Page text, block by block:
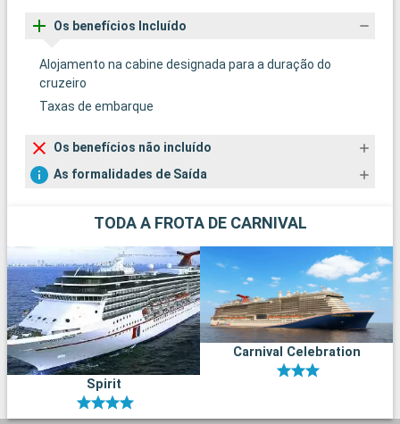
Os benefícios Incluído
Alojamento na cabine designada para a duração do
cruzeiro
Taxas de embarque
Os benefícios não incluído
As formalidades de Saída
TODA A FROTA DE CARNIVAL
Spirit
Carnival Celebration